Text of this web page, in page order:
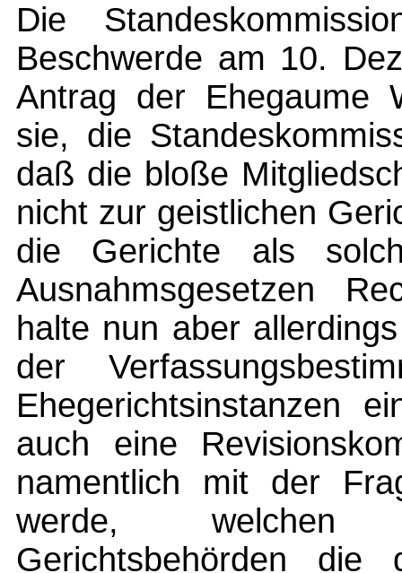
Die
Beschwerde am 10.
Antrag der Ehegaume
sie, die
daß die bloße
nicht zur geistlichen
die Gerichte als
Ausnahmsgesetzen
halte nun aber
der
Ehegerichtsinstanzen
auch eine
namentlich mit der
werde, welchen
Gerichtsbehörden